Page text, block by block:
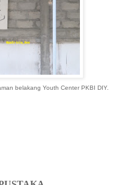
belakang Youth Center PKBI DIY.